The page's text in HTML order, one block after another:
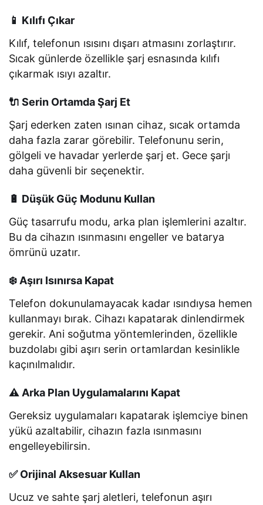
📱 Kılıfı Çıkar
Kılıf, telefonun ısısını dışarı atmasını zorlaştırır.
Sıcak günlerde özellikle şarj esnasında kılıfı
çıkarmak ısıyı azaltır.
🔌 Serin Ortamda Şarj Et
Şarj ederken zaten ısınan cihaz, sıcak ortamda
daha fazla zarar görebilir. Telefonunu serin,
gölgeli ve havadar yerlerde şarj et. Gece şarjı
daha güvenli bir seçenektir.
🔋 Düşük Güç Modunu Kullan
Güç tasarrufu modu, arka plan işlemlerini azaltır.
Bu da cihazın ısınmasını engeller ve batarya
ömrünü uzatır.
❄️ Aşırı Isınırsa Kapat
Telefon dokunulamayacak kadar ısındıysa hemen
kullanmayı bırak. Cihazı kapatarak dinlendirmek
gerekir. Ani soğutma yöntemlerinden, özellikle
buzdolabı gibi aşırı serin ortamlardan kesinlikle
kaçınılmalıdır.
⚠️ Arka Plan Uygulamalarını Kapat
Gereksiz uygulamaları kapatarak işlemciye binen
yükü azaltabilir, cihazın fazla ısınmasını
engelleyebilirsin.
✅ Orijinal Aksesuar Kullan
Ucuz ve sahte şarj aletleri, telefonun aşırı